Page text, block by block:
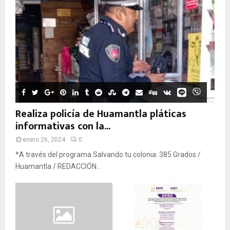
Realiza policía de Huamantla pláticas
informativas con la...
enero 26, 2024 0
*A través del programa Salvando tu colonia. 385 Grados /
Huamantla / REDACCIÓN...